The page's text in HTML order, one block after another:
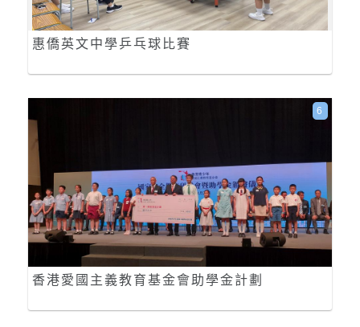
惠僑英文中學乒乓球比賽
香港愛國主義教育基金會助學金計劃
6